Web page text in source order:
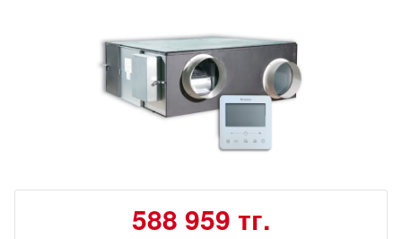
588 959 тг.